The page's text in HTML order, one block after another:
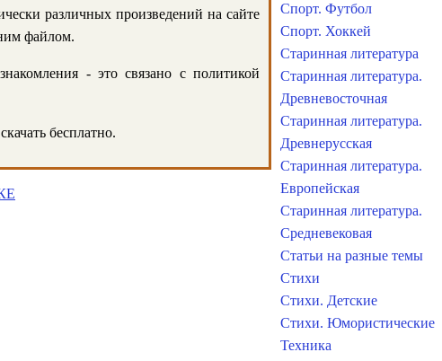
различных произведений на сайте
файлом.
- это связано с политикой
бесплатно.
Спорт. Футбол
Спорт. Хоккей
Старинная литература
Старинная литература.
Древневосточная
Старинная литература.
Древнерусская
Старинная литература.
Европейская
Старинная литература.
Средневековая
Статьи на разные темы
Стихи
Стихи. Детские
Стихи. Юмористические
Техника